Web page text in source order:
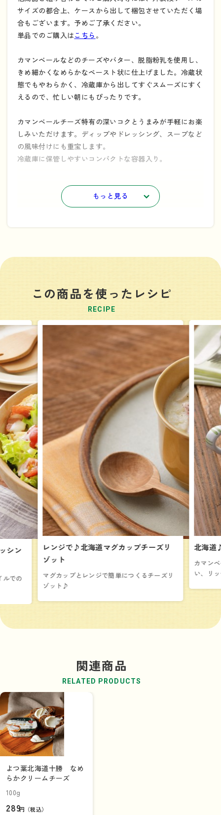
サイズの都合上、ケースから出して梱包させていただく場
合もございます。予めご了承ください。
単品でのご購入はこちら 。
カマンベールなどのチーズやバター、脱脂粉乳を使用し、
きめ細かくなめらかなペースト状に仕上げました。冷蔵状
態でもやわらかく、冷蔵庫から出してすぐスムーズにすく
えるので、忙しい朝にもぴったりです。
カマンベールチーズ特有の深いコクとうまみが手軽にお楽
しみいただけます。ディップやドレッシング、スープなど
の風味付けにも重宝します。
冷蔵庫に保管しやすいコンパクトな容器入り。
北海道十勝シリーズの原材料の生乳、チーズは北海道十勝
産100%です。
もっと見る
この商品を使ったレシピ
RECIPE
シン
ルでの
レンジで♪北海道マグカップチーズリ
ゾット
マグカップとレンジで簡単につくるチーズリ
ゾット♪
北海道
カマン
い、リ
関連商品
RELATED PRODUCTS
よつ葉北海道十勝 なめ
らかクリームチーズ
100g
289円（税込）